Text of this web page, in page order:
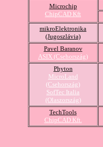
Microchip
ChipCAD Kft
mikroElektronika
(Jugoszlávia)
Pavel Baranov
ASIX (Csehország)
Phyton
MicroLand
(Csehország)
SofTec Italia
(Olaszország)
TechTools
ChipCAD Kft.